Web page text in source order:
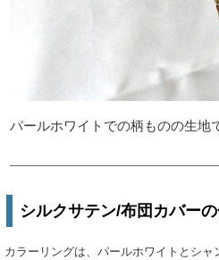
パールホワイトでの柄ものの生地
シルクサテン/布団カバー
カラーリングは、パールホワイトとシ